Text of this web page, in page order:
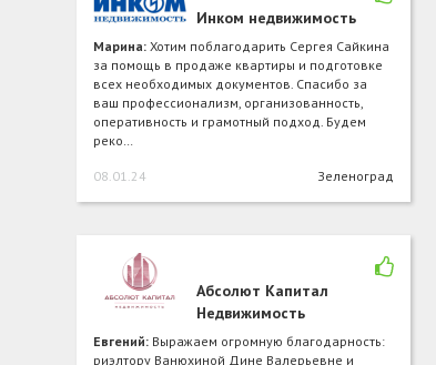
Инком недвижимость
Марина: Хотим поблагодарить Сергея Сайкина
за помощь в продаже квартиры и подготовке
всех необходимых документов. Спасибо за
ваш профессионализм, организованность,
оперативность и грамотный подход. Будем
реко…
08.01.24 Зеленоград
Абсолют Капитал
Недвижимость
Евгений: Выражаем огромную благодарность:
риэлтору Ванюхиной Дине Валерьевне и